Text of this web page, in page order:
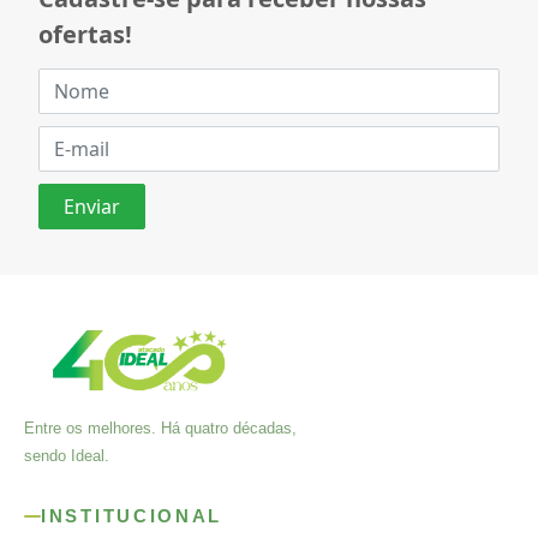
ofertas!
Entre os melhores. Há quatro décadas,
sendo Ideal.
INSTITUCIONAL